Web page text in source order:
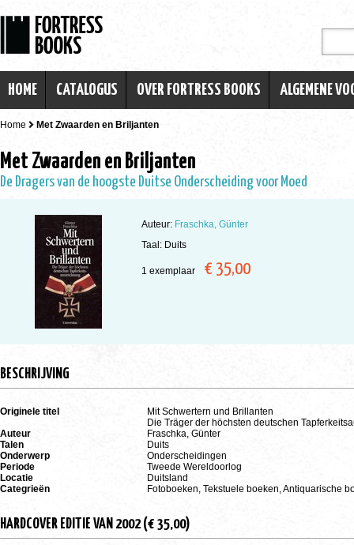
HOME CATALOGUS OVER FORTRESS BOOKS ALGEMENE
Home Met Zwaarden en Briljanten
Met Zwaarden en Briljanten
De Dragers van de hoogste Duitse Onderscheiding voor Moed
Auteur: Fraschka, Günter
Taal: Duits
1 exemplaar € 35,00
BESCHRIJVING
Originele titel
Mit Schwertern und Brillanten
Die Träger der höchsten deutschen
Auteur
Fraschka, Günter
Talen
Duits
Onderwerp
Onderscheidingen
Periode
Tweede Wereldoorlog
Locatie
Duitsland
Categrieën
Fotoboeken, Tekstuele boeken, Antiquarische
HARDCOVER EDITIE VAN 2002 (€ 35,00)